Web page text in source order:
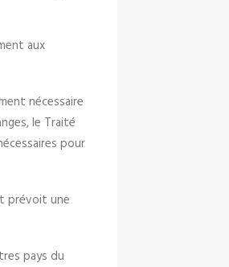
aux
nécessaire
le Traité
pour
prévoit une
pays du